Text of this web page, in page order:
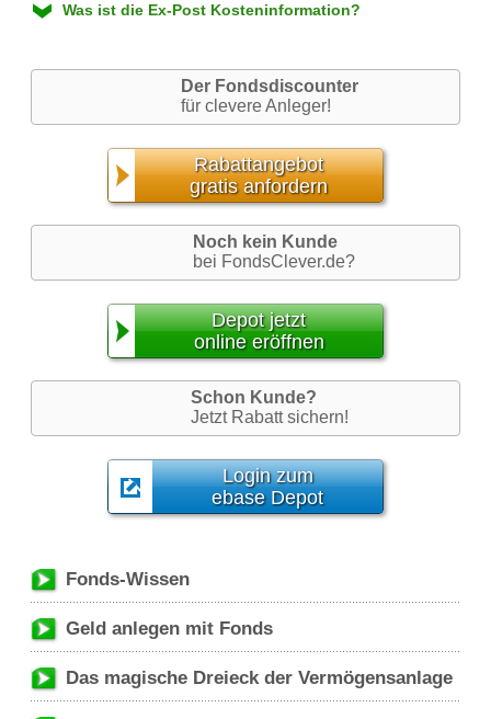
Was ist die Ex-Post Kosteninformation?
Der Fondsdiscounter
für clevere Anleger!
Rabattangebot
gratis anfordern
Noch kein Kunde
bei FondsClever.de?
Depot jetzt
online eröffnen
Schon Kunde?
Jetzt Rabatt sichern!
Login zum
ebase Depot
Fonds-Wissen
Geld anlegen mit Fonds
Das magische Dreieck der Vermögensanlage